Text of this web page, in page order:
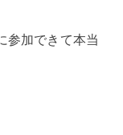
参加できて本当